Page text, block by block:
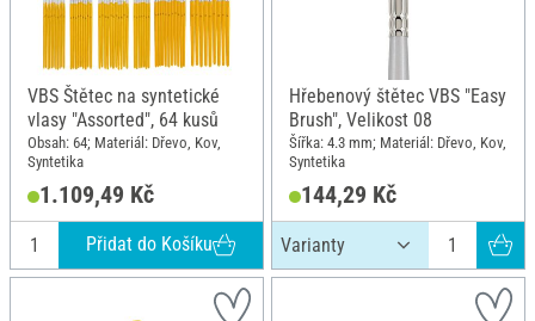
VBS Štětec na syntetické
vlasy "Assorted", 64 kusů
Obsah: 64; Materiál: Dřevo, Kov,
Syntetika
1.109,49 Kč
Přidat do Košíku
Hřebenový štětec VBS "Easy
Brush", Velikost 08
Šířka: 4.3 mm; Materiál: Dřevo, Kov,
Syntetika
144,29 Kč